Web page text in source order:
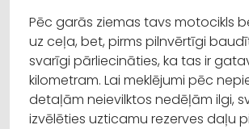
Pēc garās ziemas tavs motocikls
uz ceļa, bet, pirms pilnvērtīgi
svarīgi pārliecināties, ka tas ir
kilometram. Lai meklējumi pēc
detaļām neievilktos nedēļām ilgi,
izvēlēties uzticamu rezerves daļu